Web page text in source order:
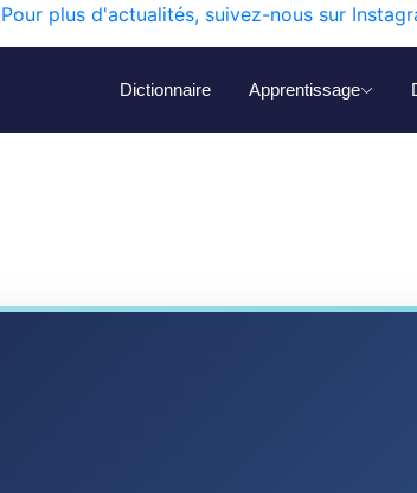
Pour plus d'actualités, suivez-nous sur
Dictionnaire Apprentissage